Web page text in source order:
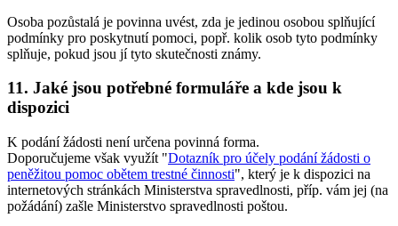
Osoba pozůstalá je povinna uvést, zda je jedinou osobou splňující
podmínky pro poskytnutí pomoci, popř. kolik osob tyto podmínky
splňuje, pokud jsou jí tyto skutečnosti známy.
11. Jaké jsou potřebné formuláře a kde jsou k
dispozici
K podání žádosti není určena povinná forma.
Doporučujeme však využít "Dotazník pro účely podání žádosti o
peněžitou pomoc obětem trestné činnosti", který je k dispozici na
internetových stránkách Ministerstva spravedlnosti, příp. vám jej (na
požádání) zašle Ministerstvo spravedlnosti poštou.